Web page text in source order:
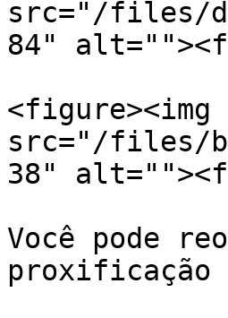
src="/files/
84"
<figure><img
src="/files/
38"
Você pode
proxificação